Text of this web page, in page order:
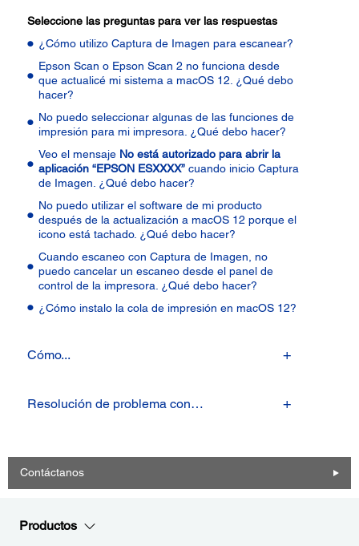
Seleccione las preguntas para ver las respuestas
¿Cómo utilizo Captura de Imagen para escanear?
Epson Scan o Epson Scan 2 no funciona desde
que actualicé mi sistema a macOS 12. ¿Qué debo
hacer?
No puedo seleccionar algunas de las funciones de
impresión para mi impresora. ¿Qué debo hacer?
Veo el mensaje No está autorizado para abrir la
aplicación “EPSON ESXXXX” cuando inicio Captura
de Imagen. ¿Qué debo hacer?
No puedo utilizar el software de mi producto
después de la actualización a macOS 12 porque el
icono está tachado. ¿Qué debo hacer?
Cuando escaneo con Captura de Imagen, no
puedo cancelar un escaneo desde el panel de
control de la impresora. ¿Qué debo hacer?
¿Cómo instalo la cola de impresión en macOS 12?
Cómo...
Resolución de problema con…
Contáctanos
Productos